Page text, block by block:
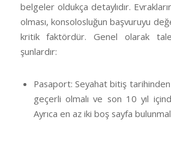
belgeler oldukça detaylıdır.
olması, konsolosluğun başvuruyu
kritik faktördür. Genel olarak
şunlardır:
Pasaport: Seyahat bitiş
geçerli olmalı ve son 10 yıl
Ayrıca en az iki boş sayfa